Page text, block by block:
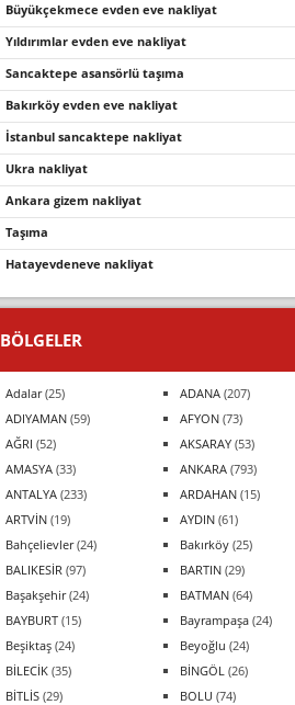
büyükçekmece evden eve nakliyat
yıldırımlar evden eve nakliyat
sancaktepe asansörlü taşıma
bakırköy evden eve nakliyat
i̇stanbul sancaktepe nakliyat
ukra nakliyat
ankara gizem nakliyat
taşıma
hatayevdeneve nakliyat
BÖLGELER
Adalar(25) ADANA (207)
ADIYAMAN (59) AFYON (73)
AĞRI (52) AKSARAY (53)
AMASYA (33) ANKARA (793)
ANTALYA (233) ARDAHAN (15)
ARTVİN (19) AYDIN (61)
Bahçelievler(24) Bakırköy (25)
BALIKESİR (97) BARTIN (29)
Başakşehir(24) BATMAN (64)
BAYBURT (15) Bayrampaşa (24)
Beşiktaş (24) Beyoğlu (24)
BİLECİK (35) BİNGÖL (26)
BİTLİS (29) BOLU (74)